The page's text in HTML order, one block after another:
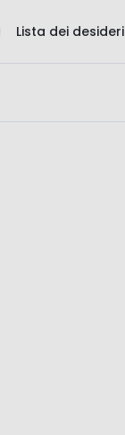
Lista dei desideri